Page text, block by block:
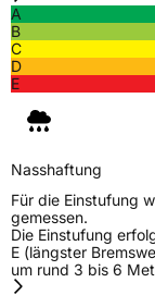
A
B
C
D
E
Nasshaftung
Für die Einstufung
gemessen.
Die Einstufung
E (längster
um rund 3 bis 6